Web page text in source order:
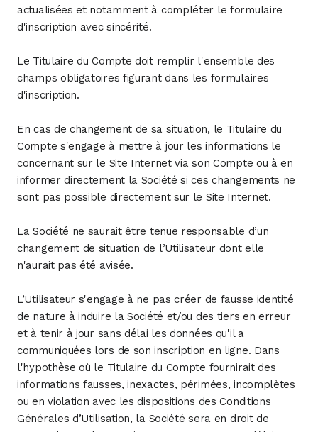
actualisées et notamment à compléter le formulaire
d'inscription avec sincérité.
Le Titulaire du Compte doit remplir l'ensemble des
champs obligatoires figurant dans les formulaires
d'inscription.
En cas de changement de sa situation, le Titulaire du
Compte s'engage à mettre à jour les informations le
concernant sur le Site Internet via son Compte ou à en
informer directement la Société si ces changements ne
sont pas possible directement sur le Site Internet.
La Société ne saurait être tenue responsable d’un
changement de situation de l’Utilisateur dont elle
n'aurait pas été avisée.
L’Utilisateur s'engage à ne pas créer de fausse identité
de nature à induire la Société et/ou des tiers en erreur
et à tenir à jour sans délai les données qu'il a
communiquées lors de son inscription en ligne. Dans
l'hypothèse où le Titulaire du Compte fournirait des
informations fausses, inexactes, périmées, incomplètes
ou en violation avec les dispositions des Conditions
Générales d’Utilisation, la Société sera en droit de